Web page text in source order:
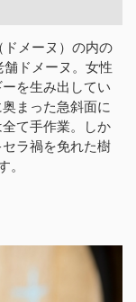
ドメーヌ）の内の
ドメーヌ。女性
を生み出してい
まった急斜面に
て手作業。しか
ラ禍を免れた樹
。